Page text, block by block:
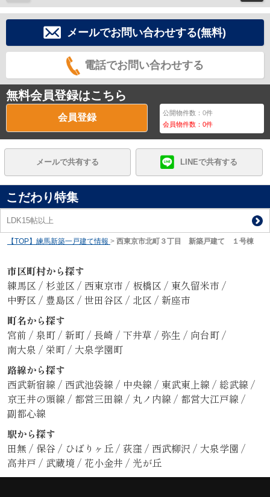
メールでお問い合わせする(無料)
電話でお問い合わせする
無料会員登録はこちら
会員登録 公開物件数：0件
会員物件数：0件
メールで共有する LINEで共有する
こだわり特集
LDK15帖以上
【TOP】練馬新築一戸建て情報 > 西東京市北町３丁目 新築戸建て １号棟
市区町村から探す
練馬区 / 杉並区 / 西東京市 / 板橋区 / 東久留米市 /
中野区 / 豊島区 / 世田谷区 / 北区 / 新座市
町名から探す
宮前 / 泉町 / 新町 / 長崎 / 下井草 / 弥生 / 向台町 /
南大泉 / 栄町 / 大泉学園町
路線から探す
西武新宿線 / 西武池袋線 / 中央線 / 東武東上線 / 総武線 /
京王井の頭線 / 都営三田線 / 丸ノ内線 / 都営大江戸線 /
副都心線
駅から探す
田無 / 保谷 / ひばりヶ丘 / 荻窪 / 西武柳沢 / 大泉学園 /
高井戸 / 武蔵境 / 花小金井 / 光が丘